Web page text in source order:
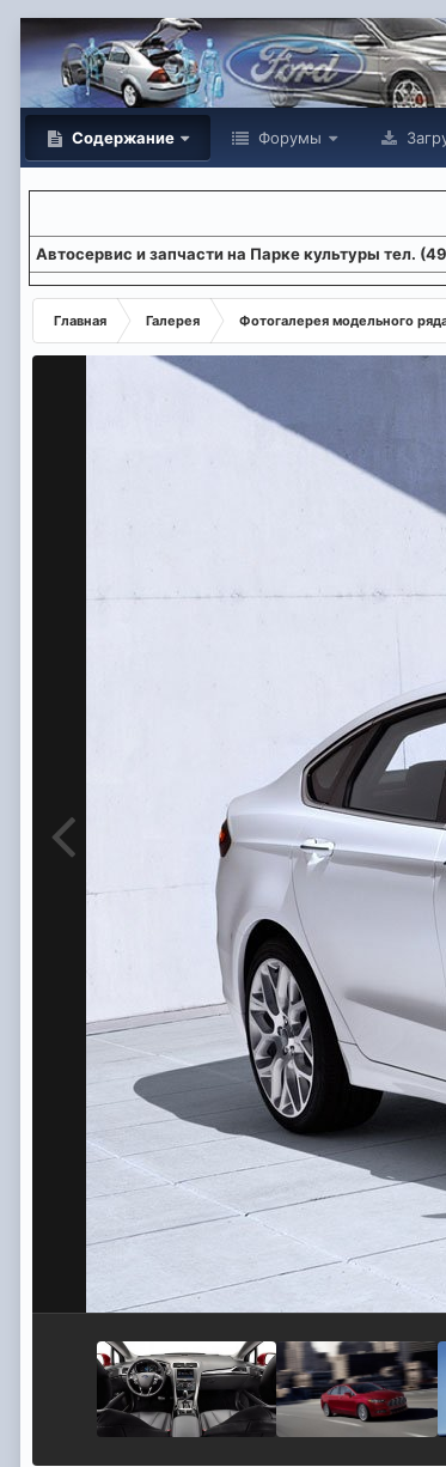
Содержание Форумы
Aвтосервис и запчасти на Парке культуры тел.
Главная Галерея Фотогалерея модельного